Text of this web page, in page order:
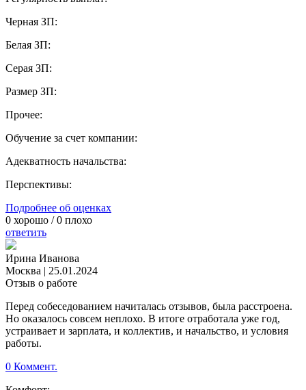
Черная ЗП:
Белая ЗП:
Серая ЗП:
Размер ЗП:
Прочее:
Обучение за счет компании:
Адекватность начальства:
Перспективы:
Подробнее об оценках
0 хорошо /0 плохо
ответить
Ирина Иванова
Москва | 25.01.2024
Отзыв о работе
Перед собеседованием начиталась отзывов, была расстроена.
Но оказалось совсем неплохо. В итоге отработала уже год,
устраивает и зарплата, и коллектив, и начальство, и условия
работы.
0 Коммент.